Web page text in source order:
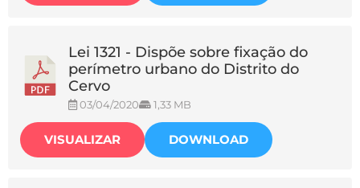
Lei 1321 - Dispõe sobre fixação do
perímetro urbano do Distrito do
Cervo
03/04/2020 1,33 MB
VISUALIZAR DOWNLOAD